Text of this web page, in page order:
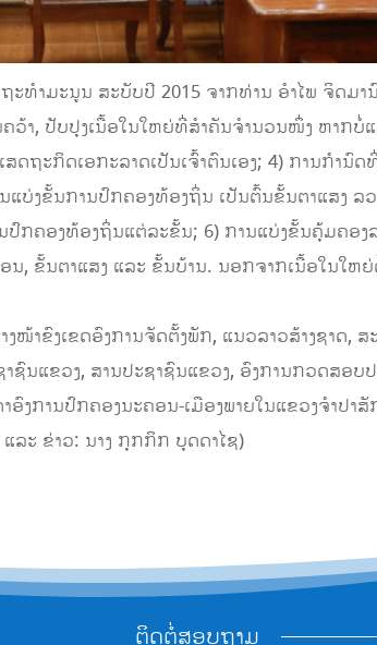
ທຳມະນູນ ສະບັບປີ 2015 ຈາກທ່ານ ອຳໄພ ຈິດມ
ວ້າ, ປັບປຸງເນື້ອໃນໃຫຍ່ທີ່ສຳຄັນຈຳນວນໜຶ່ງ ຫາກ
ຖະກິດເອກະລາດເປັນເຈົ້າຕົນເອງ; 4) ການກຳນົ
ແບ່ງຂັ້ນການປົກຄອງທ້ອງຖິ່ນ ເປັນຕົ້ນຂັ້ນຕາແສງ ລ
ກຄອງທ້ອງຖິ່ນແຕ່ລະຂັ້ນ; 6) ການແບ່ງຂັ້ນຄຸ້ມຄອງ
, ຂັ້ນຕາແສງ ແລະ ຂັ້ນບ້ານ. ນອກຈາກເນື້ອໃນໃຫຍ່
າຂົງເຂດອົງການຈັດຕັ້ງພັກ, ແນວລາວສ້າງຊາດ,
ຊົນແຂວງ, ສານປະຊາຊົນແຂວງ, ອົງການກວດສອບ
ການປົກຄອງນະຄອນ-ເມືອງພາຍໃນແຂວງຈຳປາສັ
ແລະ ຂ່າວ: ນາງ ກຸກກິກ ບຸດດາໄຊ)
ຕິດຕໍ່ສອບຖາມ